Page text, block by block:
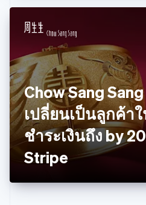
Chow Sang
เปลี่ยนเป็นลูกค้า
ชำระเงินถึง by
Stripe
PortuguêsEnglish
โปแลนด์
English
ฝรั่งเศส
FrançaisEnglish
ฟินแลนด์
EnglishSvenska
มอลตา
English
มาเลเซีย
English简体中文
เม็กซิโก
Español English
ยิบรอลตาร์
เยอรมนี